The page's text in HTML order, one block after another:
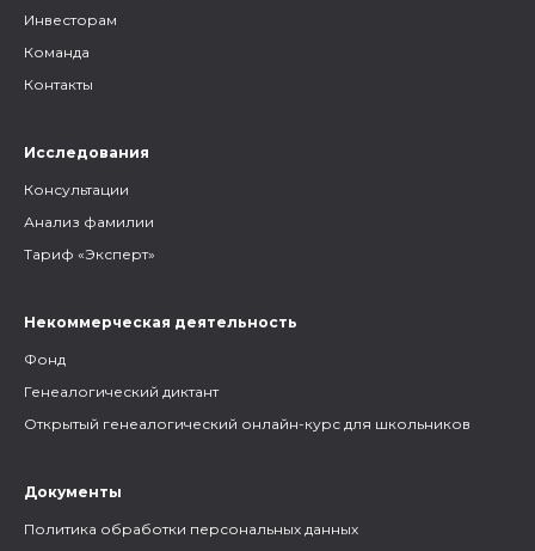
Инвесторам
Команда
Контакты
Исследования
Консультации
Анализ фамилии
Тариф «Эксперт»
Некоммерческая деятельность
Фонд
Генеалогический диктант
Открытый генеалогический онлайн-курс для школьников
Документы
Политика обработки персональных данных